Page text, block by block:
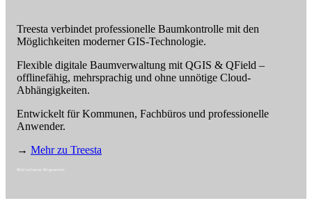
Treesta verbindet professionelle Baumkontrolle mit den
Möglichkeiten moderner GIS-Technologie.
Flexible digitale Baumverwaltung mit QGIS & QField –
offlinefähig, mehrsprachig und ohne unnötige Cloud-
Abhängigkeiten.
Entwickelt für Kommunen, Fachbüros und professionelle
Anwender.
→ Mehr zu Treesta
Bild teilweise KI-generiert